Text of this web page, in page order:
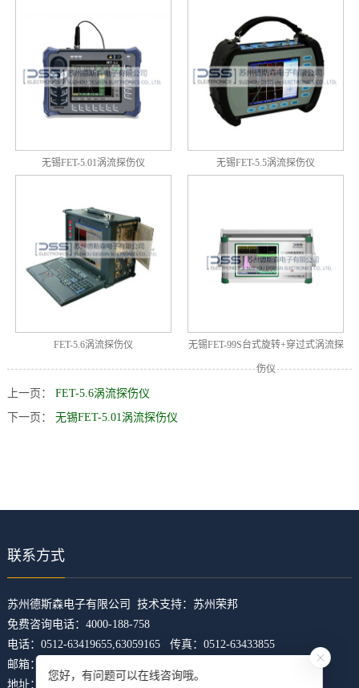
无锡FET-5.01涡流探伤仪 无锡FET-5.5涡流探伤仪
FET-5.6涡流探伤仪 无锡FET-99S台式旋转+穿过式涡流探
伤仪
上一页： FET-5.6涡流探伤仪
下一页： 无锡FET-5.01涡流探伤仪
联系方式
​苏州德斯森电子有限公司 技术支持： 苏州荣邦
免费咨询电话：4000-188-758
电话：0512-63419655,63059165 传真：0512-63433855
邮箱：z5421473@126.com
地址：江苏省苏州市吴中区临湖镇东山大道4168号U科技园31幢
您好，有问题可以在线咨询哦。